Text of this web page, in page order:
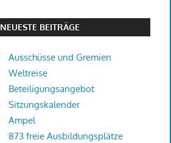
NEUESTE BEITRÄGE
Ausschüsse und Gremien
Weltreise
Beteiligungsangebot
Sitzungskalender
Ampel
873 freie Ausbildungsplätze